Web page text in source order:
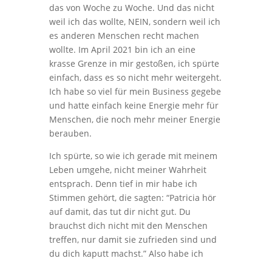
das von Woche zu Woche. Und das nicht
weil ich das wollte, NEIN, sondern weil ich
es anderen Menschen recht machen
wollte. Im April 2021 bin ich an eine
krasse Grenze in mir gestoßen, ich spürte
einfach, dass es so nicht mehr weitergeht.
Ich habe so viel für mein Business gegebe
und hatte einfach keine Energie mehr für
Menschen, die noch mehr meiner Energie
berauben.
Ich spürte, so wie ich gerade mit meinem
Leben umgehe, nicht meiner Wahrheit
entsprach. Denn tief in mir habe ich
Stimmen gehört, die sagten: “Patricia hör
auf damit, das tut dir nicht gut. Du
brauchst dich nicht mit den Menschen
treffen, nur damit sie zufrieden sind und
du dich kaputt machst.” Also habe ich